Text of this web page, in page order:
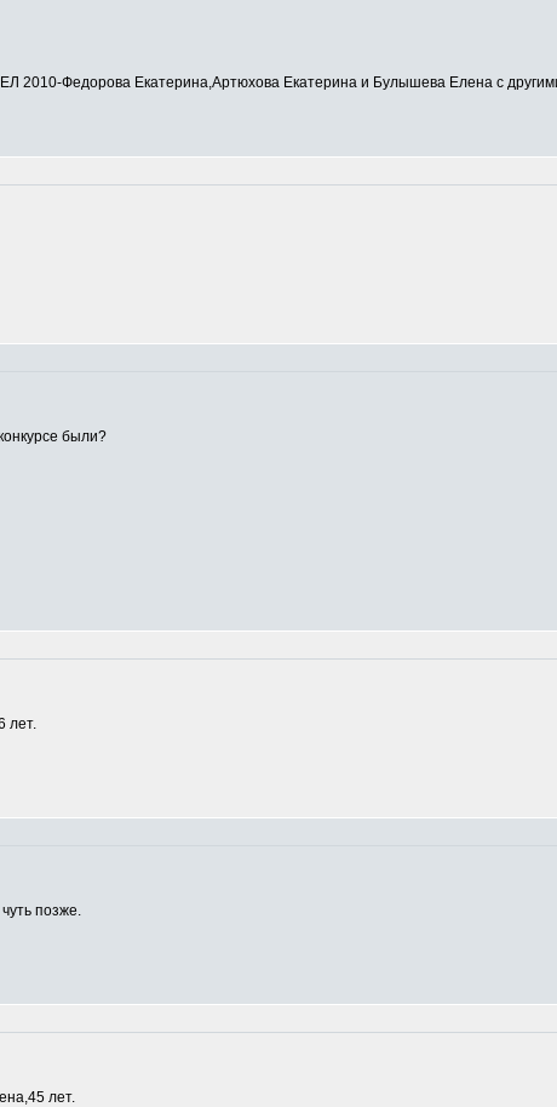
Федорова Екатерина,Артюхова Екатерина и Булышева Елена с
были?
лет.
позже.
лет.